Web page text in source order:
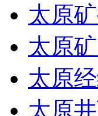
太原
太原
太原
太原